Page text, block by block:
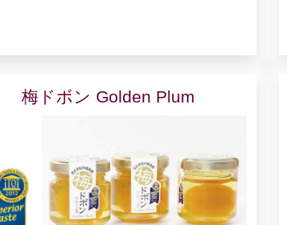
梅ドボン Golden Plum